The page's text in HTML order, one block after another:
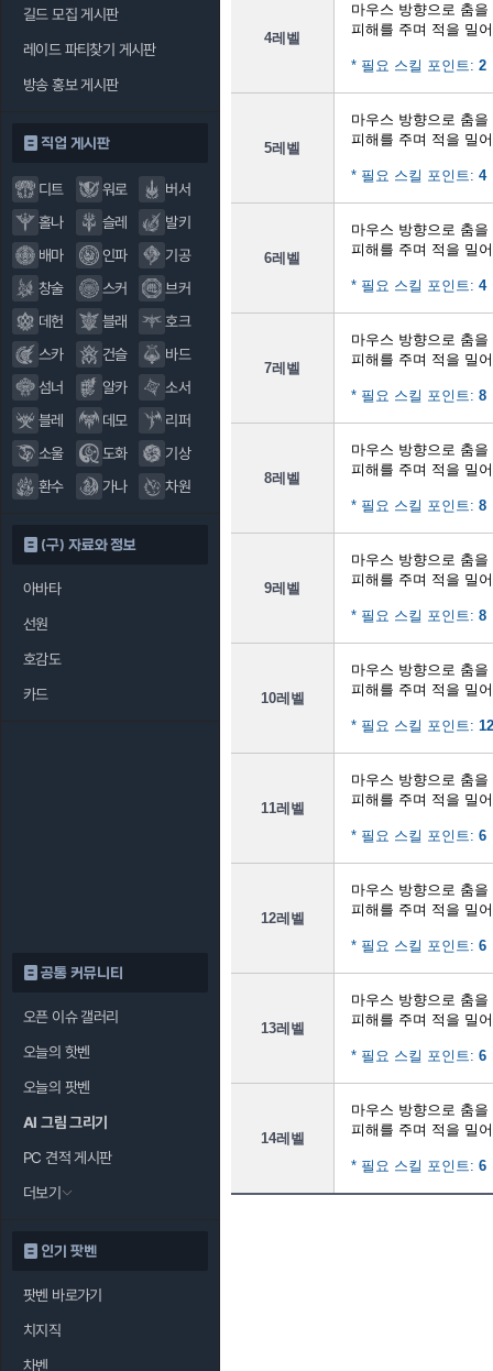
길드 모집 게시판
레이드 파티찾기 게시판
방송 홍보 게시판
직업 게시판
디트 워로
버서
홀나
슬레
발키
배마
인파
기공
창술
스커
브커
데헌
블래
호크
스카
건슬
바드
섬너
알카
소서
블레
데모
리퍼
소울
도화
기상
환수
가나 차원
(구) 자료와 정보
아바타
선원
호감도
카드
공통 커뮤니티
오픈 이슈 갤러리
오늘의 핫벤
오늘의 팟벤
AI 그림 그리기
PC 견적 게시판
더보기
인기 팟벤
팟벤 바로가기
치지직
차벤
4레벨
마우스 방향으로 춤
피해를 주며 적을 밀
* 필요 스킬 포인트: 2
5레벨
마우스 방향으로 춤
피해를 주며 적을 밀
* 필요 스킬 포인트: 4
6레벨
마우스 방향으로 춤
피해를 주며 적을 밀
* 필요 스킬 포인트: 4
7레벨
마우스 방향으로 춤
피해를 주며 적을 밀
* 필요 스킬 포인트: 8
8레벨
마우스 방향으로 춤
피해를 주며 적을 밀
* 필요 스킬 포인트: 8
9레벨
마우스 방향으로 춤
피해를 주며 적을 밀
* 필요 스킬 포인트: 8
10레벨
마우스 방향으로 춤
피해를 주며 적을 밀
* 필요 스킬 포인트: 12
11레벨
마우스 방향으로 춤
피해를 주며 적을 밀
* 필요 스킬 포인트: 6
12레벨
마우스 방향으로 춤
피해를 주며 적을 밀
* 필요 스킬 포인트: 6
13레벨
마우스 방향으로 춤
피해를 주며 적을 밀
* 필요 스킬 포인트: 6
14레벨
마우스 방향으로 춤
피해를 주며 적을 밀
* 필요 스킬 포인트: 6